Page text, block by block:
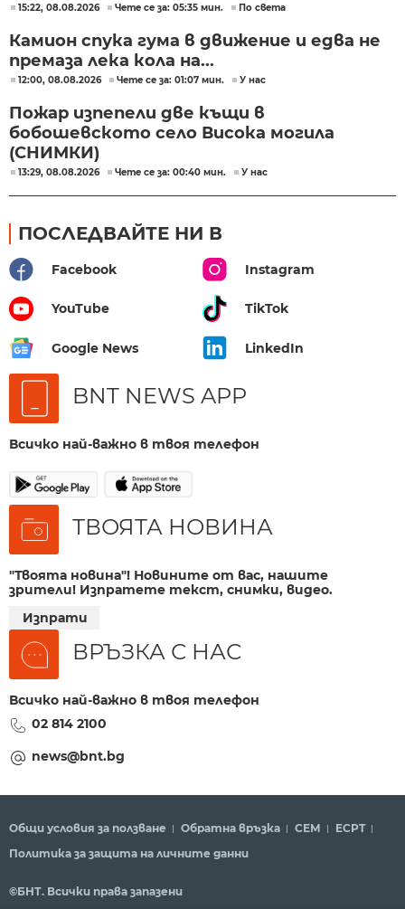
15:22, 08.08.2026 Чете се за: 05:35 мин. По света
Камион спука гума в движение и едва не
премаза лека кола на...
12:00, 08.08.2026 Чете се за: 01:07 мин. У нас
Пожар изпепели две къщи в
бобошевското село Висока могила
(СНИМКИ)
13:29, 08.08.2026 Чете се за: 00:40 мин. У нас
ПОСЛЕДВАЙТЕ НИ В
Facebook Instagram
YouTube TikTok
Google News LinkedIn
BNT NEWS APP
Всичко най-важно в твоя телефон
ТВОЯТА НОВИНА
"Твоята новина"! Новините от вас, нашите
зрители! Изпратете текст, снимки, видео.
Изпрати
ВРЪЗКА С НАС
Всичко най-важно в твоя телефон
02 814 2100
news@bnt.bg
Общи условия за ползване Обратна връзка СЕМ
ECPT
Политика за защита на личните данни
©БНТ. Всички права запазени